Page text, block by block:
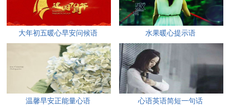
是，心情很美；幸福就是，多吃多睡；情谊就是，问候相随：就
要到新年了，祝你新的一年，与成功相会！
插上翱翔的翅膀，揣着满怀的希望，奔向前程似锦的地方！祝新
年如意！
6、是你的努力，让公司创下骄人业绩；是你的辛苦，让公
大年初五暖心早安问候语 水果暖心提示语
温馨早安正能量心语 心语英语简短一句话